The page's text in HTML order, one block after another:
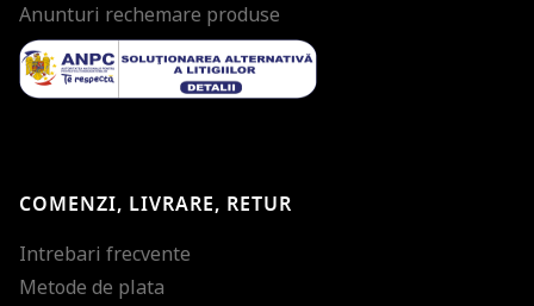
Anunturi rechemare produse
COMENZI, LIVRARE, RETUR
Intrebari frecvente
Metode de plata